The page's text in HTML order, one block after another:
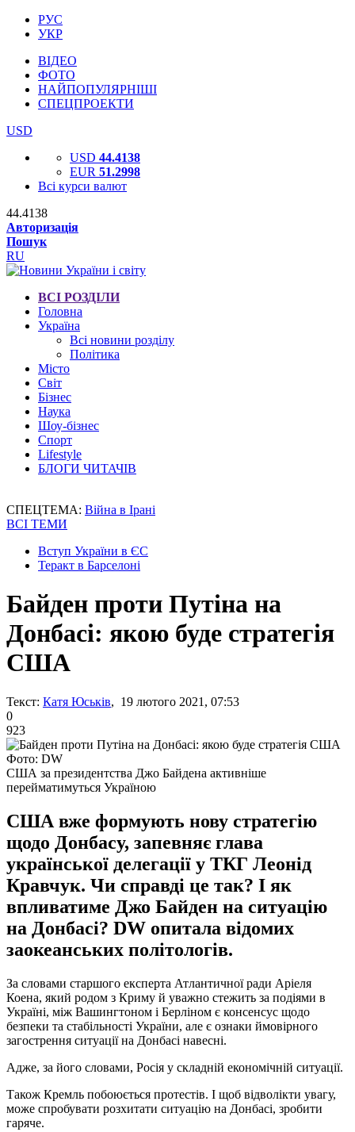
РУС
УКР
ВІДЕО
ФОТО
НАЙПОПУЛЯРНІШІ
СПЕЦПРОЕКТИ
USD
USD 44.4138
EUR 51.2998
Всі курси валют
44.4138
Авторизація
Пошук
RU
ВСІ РОЗДІЛИ
Головна
Україна
Всі новини розділу
Політика
Місто
Світ
Бізнес
Наука
Шоу-бізнес
Спорт
Lifestyle
БЛОГИ ЧИТАЧІВ
СПЕЦТЕМА: Війна в Ірані
ВСІ ТЕМИ
Вступ України в ЄС
Теракт в Барселоні
Байден проти Путіна на
Донбасі: якою буде стратегія
США
Текст: Катя Юськів, 19 лютого 2021, 07:53
0
923
Фото: DW
США за президентства Джо Байдена активніше
перейматимуться Україною
США вже формують нову стратегію
щодо Донбасу, запевняє глава
української делегації у ТКГ Леонід
Кравчук. Чи справді це так? І як
впливатиме Джо Байден на ситуацію
на Донбасі? DW опитала відомих
заокеанських політологів.
За словами старшого експерта Атлантичної ради Аріеля
Коена, який родом з Криму й уважно стежить за подіями в
Україні, між Вашингтоном і Берліном є консенсус щодо
безпеки та стабільності України, але є ознаки ймовірного
загострення ситуації на Донбасі навесні.
Адже, за його словами, Росія у складній економічній ситуації.
Також Кремль побоюється протестів. І щоб відволікти увагу,
може спробувати розхитати ситуацію на Донбасі, зробити
гаряче.